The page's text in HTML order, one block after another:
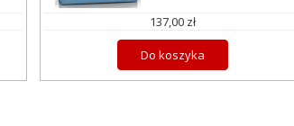
137,00 zł
Do koszyka